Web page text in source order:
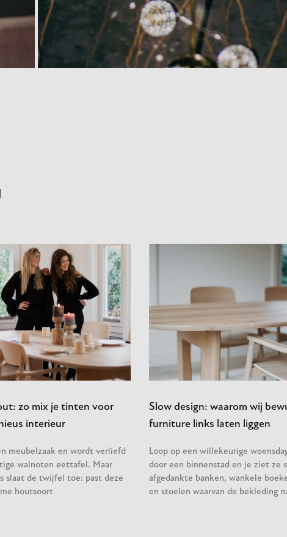
zo mix je tinten voor
interieur
meubelzaak en wordt verliefd
walnoten eettafel. Maar
slaat de twijfel toe: past deze
houtsoort
Slow design: waarom wij
furniture links laten liggen
Loop op een willekeurige
door een binnenstad en je ziet ze
afgedankte banken, wankele
en stoelen waarvan de bekleding